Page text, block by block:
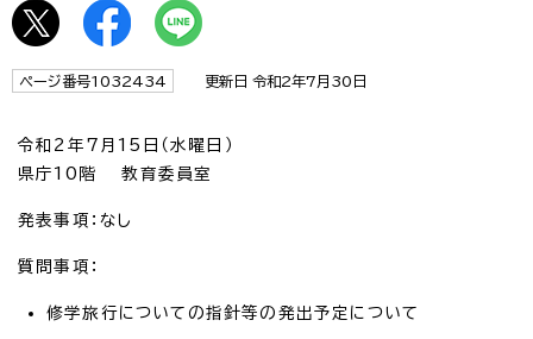
ページ番号1032434 更新日 令和2年7月30日
令和2年7月15日（水曜日）
県庁10階 教育委員室
発表事項：なし
質問事項：
修学旅行についての指針等の発出予定について